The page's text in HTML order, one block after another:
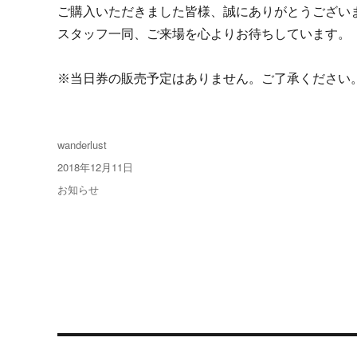
ご購入いただきました皆様、誠にありがとうござい
スタッフ一同、ご来場を心よりお待ちしています。
※当日券の販売予定はありません。ご了承ください。
投
稿
wanderlust
投
稿
日:
2018年12月11日
カ
お知らせ